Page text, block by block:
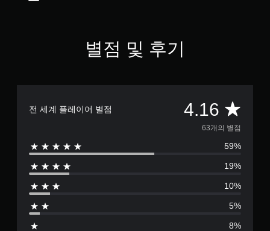
별점 및 후기
전 세계 플레이어 별점 4.16 총
6
3
별
으
63개의 별점
59%
19%
10%
5%
8%